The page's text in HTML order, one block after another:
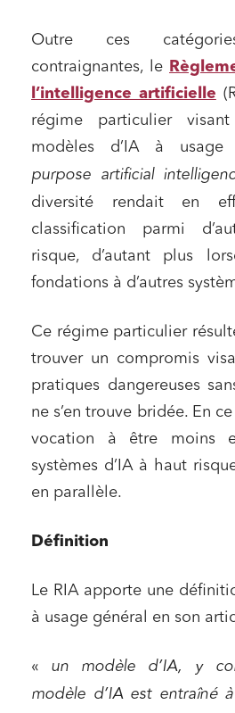
Outre ces
contraignantes, le
l’intelligence artificielle
régime particulier
modèles d’IA à usage
purpose artificial
diversité rendait en
classification parmi
risque, d’autant plus
fondations à d’autres
Ce régime particulier
trouver un compromis
pratiques dangereuses
ne s’en trouve bridée. En
vocation à être moins
systèmes d’IA à haut
en parallèle.
Définition
Le RIA apporte une
à usage général en son
« un modèle d’IA, y
modèle d’IA est entraîné